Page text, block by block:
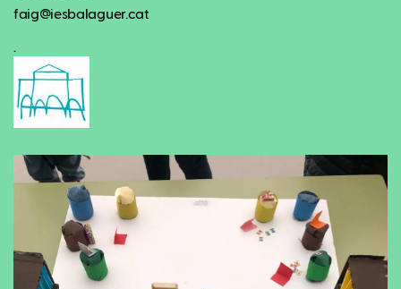
faig@iesbalaguer.cat
.